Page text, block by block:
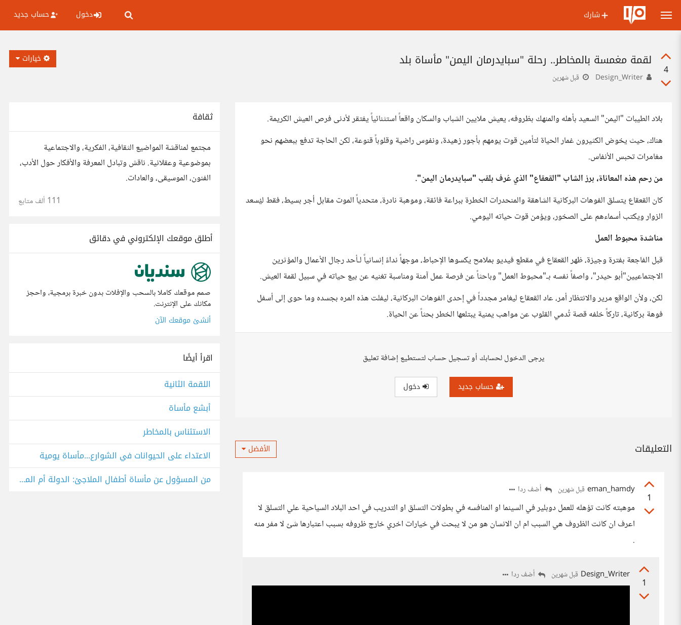
شارك دخول حساب جديد
4
لقمة مغمسة بالمخاطر.. رحلة "سبايدرمان اليمن" مأساة بلد
قبل شهرين
خيارات
بلاد الطيبات "اليمن" السعيد بأهله والمنهك بظروفه، يعيش ملايين الشباب والسكان واقعاً استثنائياً يفتقر لأدنى فرص العيش الكريمة.
هناك، حيث يخوض الكثيرون غمار الحياة لتأمين قوت يومهم بأجور زهيدة، ونفوس راضية وقلوباً قنوعة، لكن الحاجة تدفع ببعضهم نحو
مغامرات تحبس الأنفاس.
من رحم هذه المعاناة، برز الشاب "القعقاع" الذي عُرف بلقب "سبايدرمان اليمن".
كان القعقاع يتسلق الفوهات البركانية الشاهقة والمنحدرات الخطرة ببراعة فائقة، وموهبة نادرة، متحدياً الموت مقابل أجر بسيط، فقط ليُسعد
الزوار ويكتب أسماءهم على الصخور، ويؤمن قوت حياته اليومي.
مناشدة محبوط العمل
قبل الفاجعة بفترة وجيزة، ظهر القعقاع في مقطع فيديو بملامح يكسوها الإحباط، موجهاً نداءً إنسانياً لـأحد رجال الأعمال والمؤثرين
الاجتماعيين"أبو حيدر"، واصفاً نفسه بـ"محبوط العمل" وباحثاً عن فرصة عمل آمنة ومناسبة تغنيه عن بيع حياته في سبيل لقمة العيش.
لكن، ولأن الواقع مرير والانتظار أمر، عاد القعقاع ليغامر مجدداً في إحدى الفوهات البركانية، ليفلت هذه المره بجسده وما حوى إلى أسفل
فوهة بركانية، تاركاً خلفه قصة تُدمي القلوب عن مواهب يمنية يبتلعها الخطر بحثاً عن الحياة.
يرجى الدخول لحسابك أو تسجيل حساب لتستطيع إضافة تعليق
حساب جديد دخول
التعليقات الأفضل
1
eman_hamdy قبل شهرين أضف ردا
موهبته كانت تؤهله للعمل دوبلير في السينما او المنافسه في بطولات التسلق او التدريب في احد البلاد السياحية علي التسلق لا
اعرف ان كانت الظروف هي السبب ام ان الانسان هو من لا يبحث في خيارات اخري خارج ظروفه بسبب اعتبارها شئ لا مفر منه
.
1
Design_Writer قبل شهرين أضف ردا
ثقافة
مجتمع لمناقشة المواضيع الثقافية، الفكرية، والاجتماعية
بموضوعية وعقلانية. ناقش وتبادل المعرفة والأفكار حول الأدب،
الفنون، الموسيقى، والعادات.
111 ألف متابع
أطلق موقعك الإلكتروني في دقائق
صمم موقعك كاملا بالسحب والإفلات بدون خبرة برمجية، واحجز
مكانك على الإنترنت.
أنشئ موقعك الآن
اقرأ أيضًا
اللقمة الثانية
أبشع مأساة
الاستئناس بالمخاطر
الاعتداء على الحيوانات في الشوارع...مأساة يومية
من المسؤول عن مأساة أطفال الملاجئ: الدولة أم المجتمع؟